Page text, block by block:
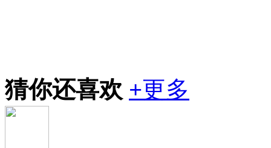
猜你还喜欢 +更多